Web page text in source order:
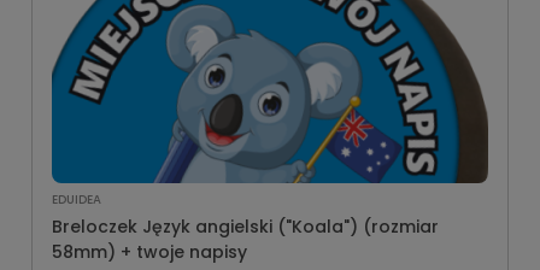
EDUIDEA
Breloczek Język angielski ("Koala") (rozmiar
58mm) + twoje napisy